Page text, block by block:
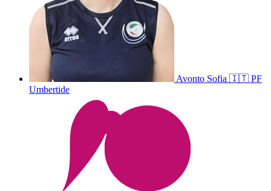
Avonto Sofia 🇮🇹 PF
Umbertide